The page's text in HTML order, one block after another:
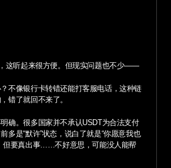
这听起来很方便。但现实问题也不少——
不像银行卡转错还能打客服电话，这种链
错了就回不来了。
确。很多国家并不承认USDT为合法支付
多是“默许”状态，说白了就是“你愿意我也
但要真出事……不好意思，可能没人能帮